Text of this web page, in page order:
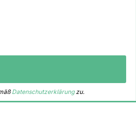
Datenschutzerklärungzu.